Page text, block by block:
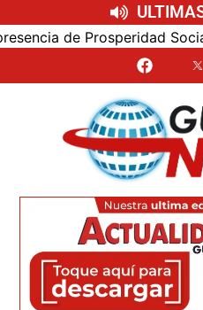
de Prosperidad Social en